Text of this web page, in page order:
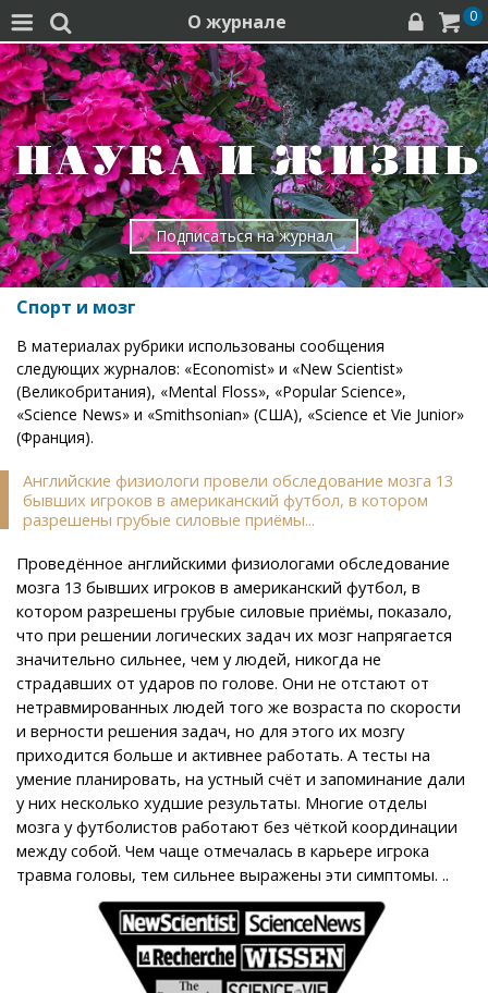
  О журнале   0
Подписаться на журнал
Спорт и мозг
В материалах рубрики использованы сообщения
следующих журналов: «Economist» и «New Scientist»
(Великобритания), «Mental Floss», «Popular Science»,
«Science News» и «Smithsonian» (США), «Science et Vie Junior»
(Франция).
Английские физиологи провели обследование мозга 13
бывших игроков в американский футбол, в котором
разрешены грубые силовые приёмы...
Проведённое английскими физиологами обследование
мозга 13 бывших игроков в американский футбол, в
котором разрешены грубые силовые приёмы, показало,
что при решении логических задач их мозг напрягается
значительно сильнее, чем у людей, никогда не
страдавших от ударов по голове. Они не отстают от
нетравмированных людей того же возраста по скорости
и верности решения задач, но для этого их мозгу
приходится больше и активнее работать. А тесты на
умение планировать, на устный счёт и запоминание дали
у них несколько худшие результаты. Многие отделы
мозга у футболистов работают без чёткой координации
между собой. Чем чаще отмечалась в карьере игрока
травма головы, тем сильнее выражены эти симптомы. ..